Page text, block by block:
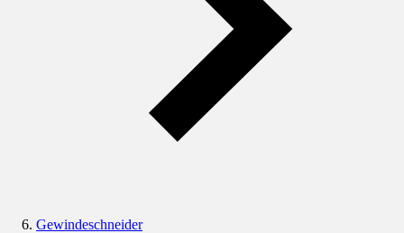
Gewindeschneider